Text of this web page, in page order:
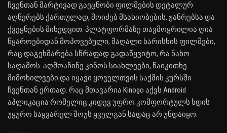
ჩვენთან მარტივად გაეცნობი ფილმების დეტალურ
აღწერებს ქართულად, მოიძებ მსახიობების, ჟანრებსა და
ქვეყნების მიხედვით. პლატფორმაზე თავმოყრილია ღია
წყაროებიდან მოპოვებული, მაღალი ხარისხის ფილმები,
რაც დაგეხმარება სწრაფად გადაწყვიტო, რა ნახო
საღამოს. აღმოაჩინე კინოს სიახლეები, წაიკითხე
მიმოხილვები და იყავი ყოველთვის საქმის კურსში
ჩვენთან ერთად. რაც მთავარია Kinogo აქვს Android
აპლიკაცია რომელიც კიდევ უფრო კომფორტულს ხდის
უყურო საყვარელ შოუს ყველგან სადაც არ უნდაიყო.